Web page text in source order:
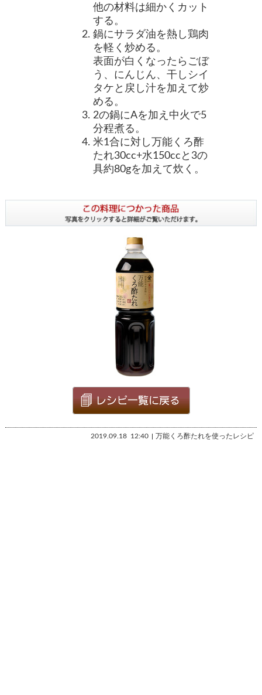
他の材料は細かくカット
する。
鍋にサラダ油を熱し鶏肉
を軽く炒める。
表面が白くなったらごぼ
う、にんじん、干しシイ
タケと戻し汁を加えて炒
める。
2の鍋にAを加え中火で5
分程煮る。
米1合に対し万能くろ酢
たれ30cc+水150ccと3の
具約80gを加えて炊く。
2019.09.18 12:40 万能くろ酢たれを使ったレシピ